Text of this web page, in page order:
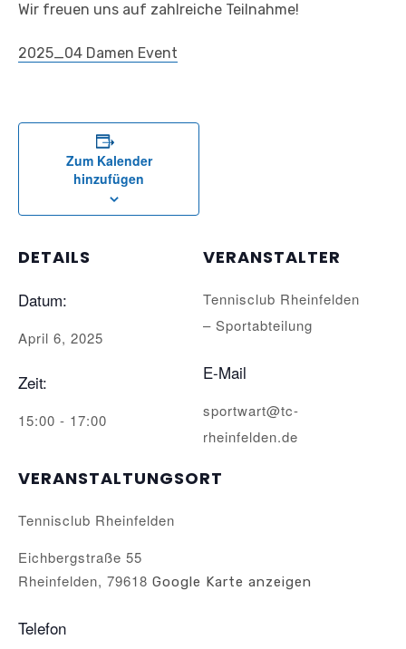
Wir freuen uns auf zahlreiche Teilnahme!
2025_04 Damen Event
Zum Kalender
hinzufügen
DETAILS
Datum:
April 6, 2025
Zeit:
15:00 - 17:00
VERANSTALTUNGSORT
Tennisclub Rheinfelden
Eichbergstraße 55
Rheinfelden, 79618 Google Karte anzeigen
Telefon
VERANSTALTER
Tennisclub Rheinfelden
– Sportabteilung
E-Mail
sportwart@tc-
rheinfelden.de